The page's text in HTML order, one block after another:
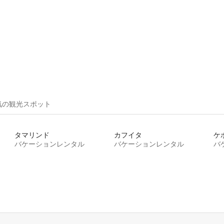
観光スポット
タマリンド
バケーションレンタル
カフイタ
バケーションレンタル
ケ
バ